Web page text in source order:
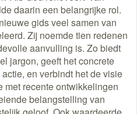
daarin een belangrijke rol.
gids veel samen van
Zij noemde tien redenen
aanvulling is. Zo biedt
jargon, geeft het concrete
en verbindt het de visie
recente ontwikkelingen
belangstelling van